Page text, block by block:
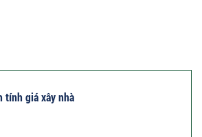
tính giá xây nhà